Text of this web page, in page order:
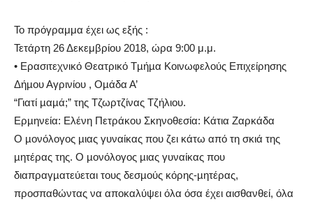
Το πρόγραμμα έχει ως εξής :
Τετάρτη 26 Δεκεμβρίου 2018, ώρα 9:00 μ.μ.
• Ερασιτεχνικό Θεατρικό Τµήµα Κοινωφελούς Επιχείρησης
Δήµου Αγρινίου , Οµάδα Α’
“Γιατί µαµά;” της Τζωρτζίνας Τζήλιου.
Ερµηνεία: Ελένη Πετράκου Σκηνοθεσία: Κάτια Ζαρκάδα
Ο µονόλογος µιας γυναίκας που ζει κάτω από τη σκιά της
µητέρας της. Ο µονόλογος µιας γυναίκας που
διαπραγµατεύεται τους δεσµούς κόρης-µητέρας,
προσπαθώντας να αποκαλύψει όλα όσα έχει αισθανθεί, όλα